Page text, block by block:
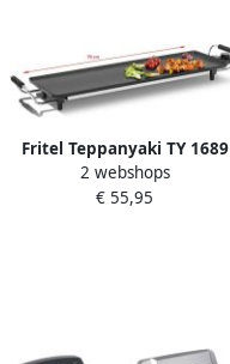
Fritel Teppanyaki TY 1689
Bakplaat Platte grill
kookplaat 3 à 6 personen
2 webshops
€ 55,95